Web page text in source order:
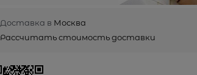
Доставка в Москва
Рассчитать стоимость доставки